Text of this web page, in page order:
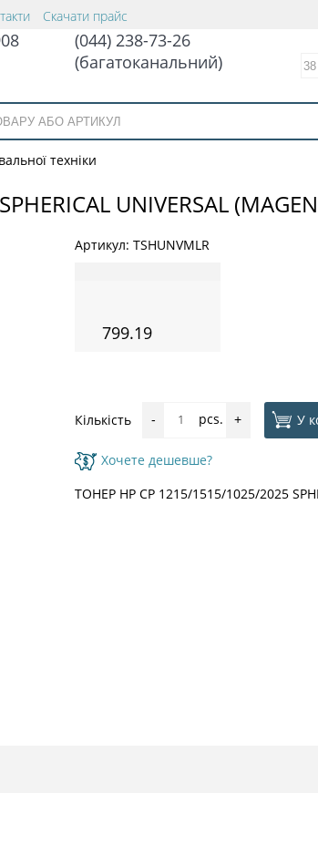
Скачати прайс
(044) 238-73-26
(багатоканальний)
техніки
UNIVERSAL
Артикул: TSHUNVMLR
799.19
Кількість - pcs. + У
Хочете дешевше?
ТОНЕР HP CP 1215/1515/1025/2025